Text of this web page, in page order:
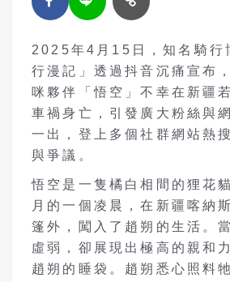
2025年4月15日，知名騎行
行漫記」透過抖音沉痛宣布
咪夥伴「悟空」不幸在新疆
車禍身亡，引發廣大粉絲與
一出，登上多個社群網站熱
與爭議。
悟空是一隻橘白相間的狸花
月的一個凌晨，在新疆喀納
篷外，闖入了趙朔的生活。
虛弱，卻展現出極高的親和
趙朔的睡袋。趙朔悉心照料